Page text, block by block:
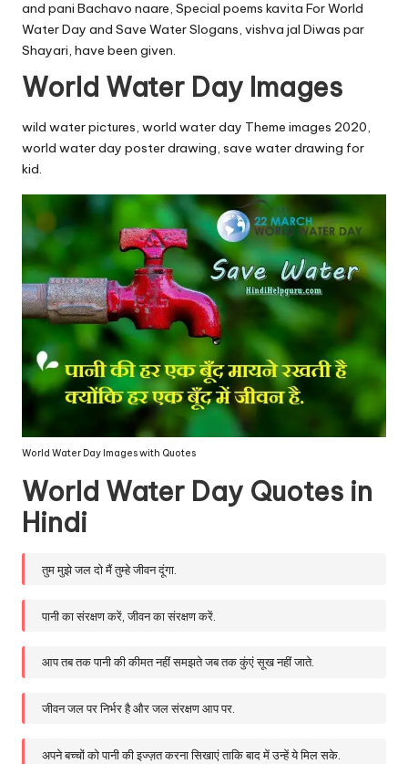
m
and pani Bachavo naare, Special poems kavita For World
Water Day and Save Water Slogans, vishva jal Diwas par
Shayari, have been given.
World Water Day Images
wild water pictures, world water day Theme images 2020,
world water day poster drawing, save water drawing for
kid.
World Water Day Images with Quotes
World Water Day Quotes in
Hindi
तुम मुझे जल दो मैं तुम्हे जीवन दूंगा.
पानी का संरक्षण करें, जीवन का संरक्षण करें.
आप तब तक पानी की कीमत नहीं समझते जब तक कुंएं सूख नहीं जाते.
जीवन जल पर निर्भर है और जल संरक्षण आप पर.
अपने बच्चों को पानी की इज्ज़त करना सिखाएं ताकि बाद में उन्हें ये मिल सके.